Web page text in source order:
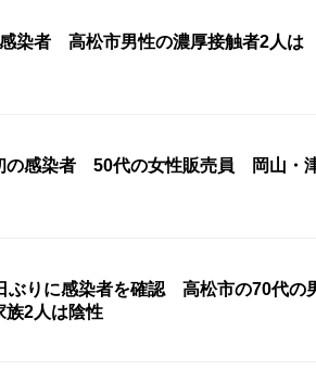
感染者 高松市男性の濃厚接触者2人は
の感染者 50代の女性販売員 岡山・
ぶりに感染者を確認 高松市の70代の
2人は陰性